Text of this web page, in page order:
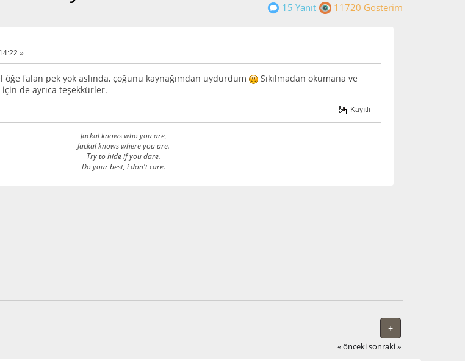
15 Yanıt 11720 Gösterim
»
falan pek yok aslında, çoğunu kaynağımdan uydurdum
Sıkılmadan okumana ve
de ayrıca teşekkürler.
Kayıtlı
Jackal knows who you are,
Jackal knows where you are.
Try to hide if you dare.
Do your best, i don't care.
+
« önceki sonraki »